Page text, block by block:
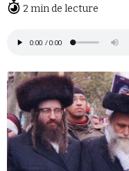
2 min de lecture